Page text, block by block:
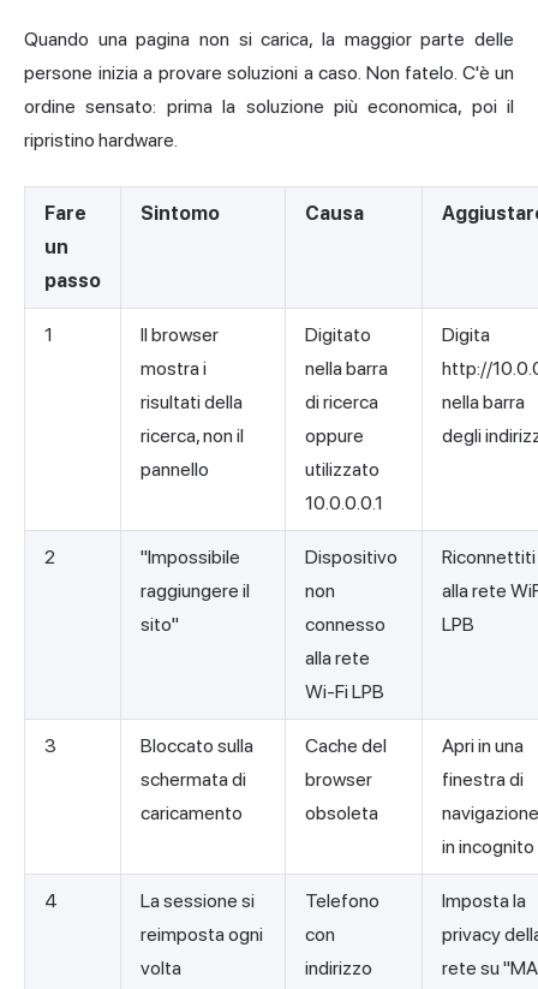
Quando una pagina non si carica, la maggior parte delle
persone inizia a provare soluzioni a caso. Non fatelo. C'è un
ordine sensato: prima la soluzione più economica, poi il
ripristino hardware.
Fare
un
passo
Sintomo Causa
1
Il browser
mostra i
risultati della
ricerca, non il
pannello
Digitato
nella barra
di ricerca
oppure
utilizzato
10.0.0.0.1
Digita
http://
nella barra
degli
2
"Impossibile
raggiungere il
sito"
Dispositivo
non
connesso
alla rete
Wi-Fi LPB
Riconnettiti
alla rete
LPB
3
Bloccato sulla
schermata di
caricamento
Cache del
browser
obsoleta
Apri in una
finestra di
navigazione
in incognito
4
La sessione si
reimposta ogni
volta
Telefono
con
indirizzo
Imposta la
privacy
rete su